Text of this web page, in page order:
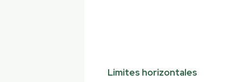
Limites horizontales